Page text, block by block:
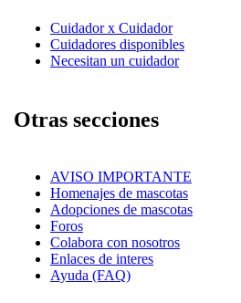
Cuidador x Cuidador
Cuidadores disponibles
Necesitan un cuidador
Otras secciones
AVISO IMPORTANTE
Homenajes de mascotas
Adopciones de mascotas
Foros
Colabora con nosotros
Enlaces de interes
Ayuda (FAQ)